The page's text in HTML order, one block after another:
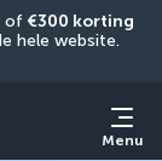
of €300 korting
Menu